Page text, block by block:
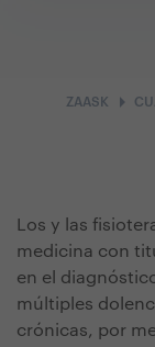
ZAASK arrow_right
Los y las
medicina con
en el
múltiples
crónicas, por